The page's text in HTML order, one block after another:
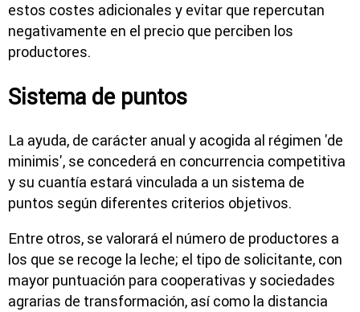
estos costes adicionales y evitar que repercutan
negativamente en el precio que perciben los
productores.
Sistema de puntos
La ayuda, de carácter anual y acogida al régimen 'de
minimis', se concederá en concurrencia competitiva
y su cuantía estará vinculada a un sistema de
puntos según diferentes criterios objetivos.
Entre otros, se valorará el número de productores a
los que se recoge la leche; el tipo de solicitante, con
mayor puntuación para cooperativas y sociedades
agrarias de transformación, así como la distancia